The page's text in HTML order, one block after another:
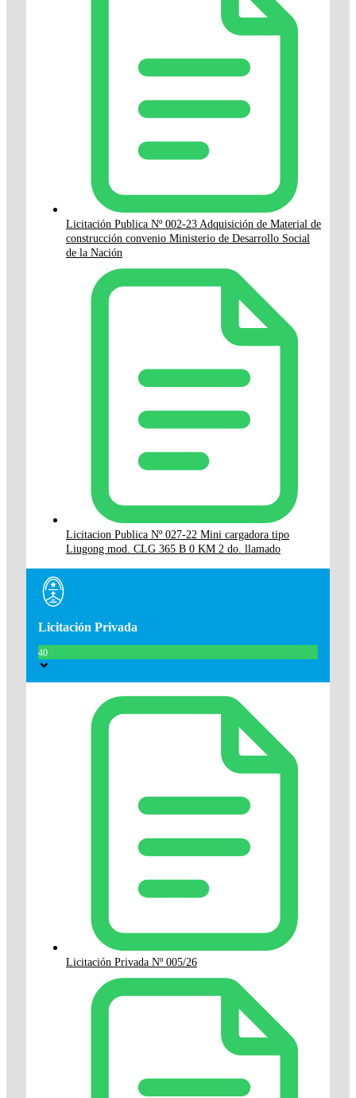
Licitación Publica Nº 002-23 Adquisición de Material de
construcción convenio Ministerio de Desarrollo Social
de la Nación
Licitacion Publica Nº 027-22 Mini cargadora tipo
Liugong mod. CLG 365 B 0 KM 2 do. llamado
Licitación Privada
40
Licitación Privada Nº 005/26